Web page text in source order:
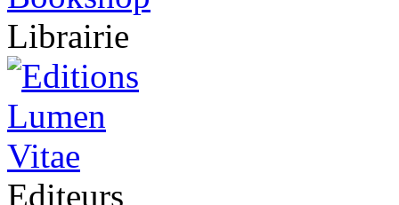
Librairie
Editeurs